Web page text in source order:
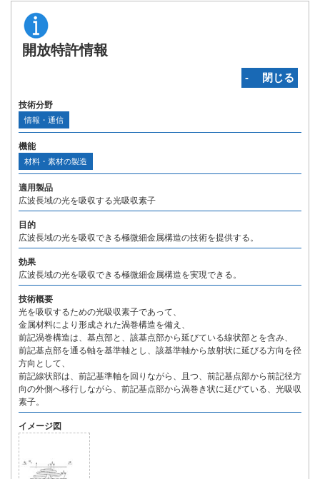
開放特許情報
‐ 閉じる
技術分野
情報・通信
機能
材料・素材の製造
適用製品
広波長域の光を吸収する光吸収素子
目的
広波長域の光を吸収できる極微細金属構造の技術を提供する。
効果
広波長域の光を吸収できる極微細金属構造を実現できる。
技術概要
光を吸収するための光吸収素子であって、
金属材料により形成された渦巻構造を備え、
前記渦巻構造は、基点部と、該基点部から延びている線状部とを含み、
前記基点部を通る軸を基準軸とし、該基準軸から放射状に延びる方向を径
方向として、
前記線状部は、前記基準軸を回りながら、且つ、前記基点部から前記径方
向の外側へ移行しながら、前記基点部から渦巻き状に延びている、光吸収
素子。
イメージ図